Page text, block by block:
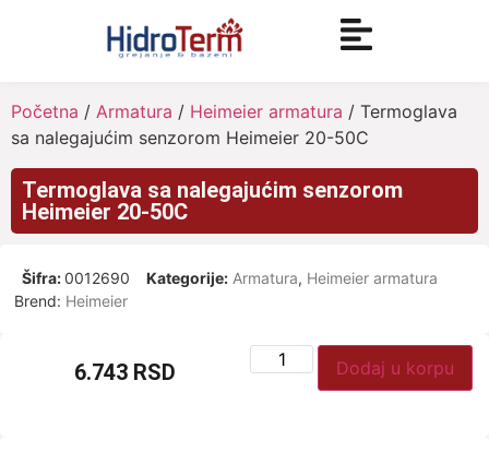
Početna / Armatura / Heimeier armatura / Termoglava
sa nalegajućim senzorom Heimeier 20-50C
Termoglava sa nalegajućim senzorom
Heimeier 20-50C
Šifra:0012690 Kategorije: Armatura, Heimeier armatura
Brend: Heimeier
6.743 RSD Dodaj u korpu